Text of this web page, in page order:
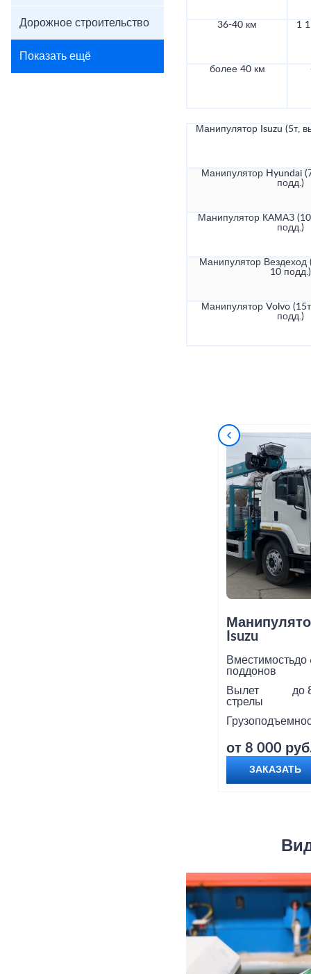
Дорожное строительство
Показать ещё
36-40 км 1
более 40 км
Манипулятор Isuzu (5т,
Манипулятор Hyundai
подд.)
Манипулятор КАМАЗ
подд.)
Манипулятор Вездеход
10 подд.)
Манипулятор Volvo
подд.)
Isuzu
Вместимость
поддонов
до
Вылет
стрелы
до
от 8 000
ЗАКАЗАТЬ